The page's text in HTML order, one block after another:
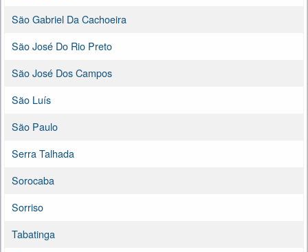
São Gabriel Da Cachoeira
São José Do Rio Preto
São José Dos Campos
São Luís
São Paulo
Serra Talhada
Sorocaba
Sorriso
Tabatinga